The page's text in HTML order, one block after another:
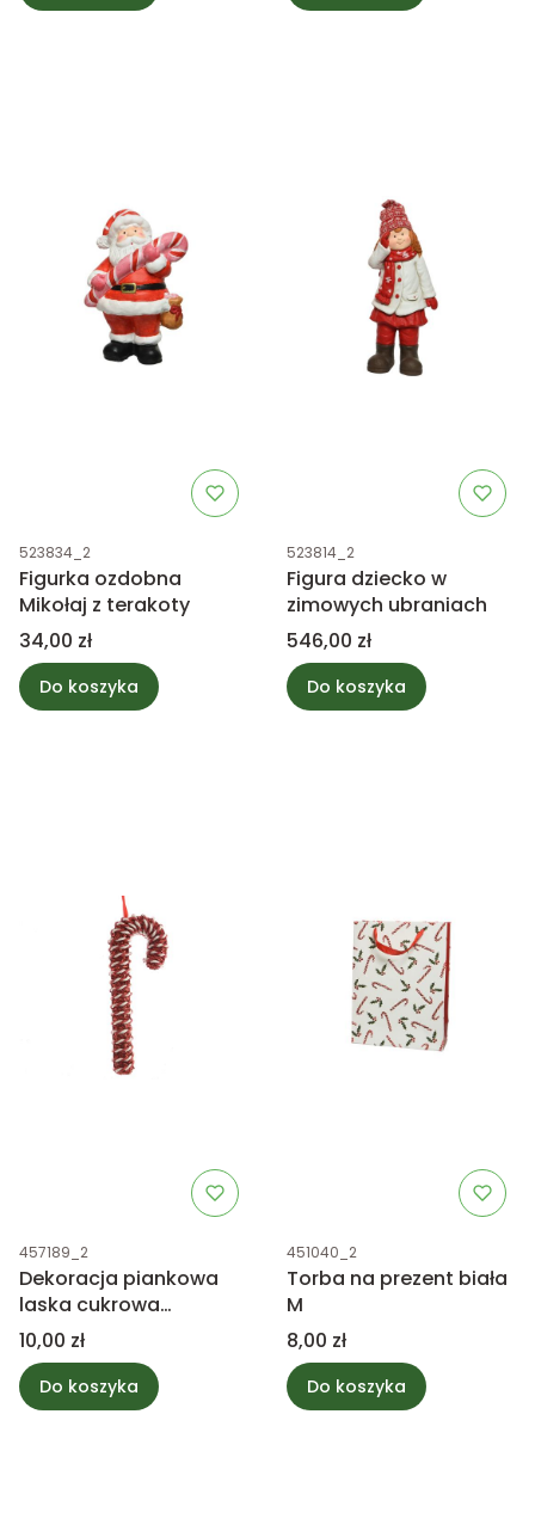
Kod produktu
523834_2
Figurka ozdobna
Mikołaj z terakoty
Cena
34,00 zł
Do koszyka
Kod produktu
523814_2
Figura dziecko w
zimowych ubraniach
Cena
546,00 zł
Do koszyka
Kod produktu
457189_2
Dekoracja piankowa
laska cukrowa
czerwona
Cena
10,00 zł
Do koszyka
Kod produktu
451040_2
Torba na prezent biała
M
Cena
8,00 zł
Do koszyka